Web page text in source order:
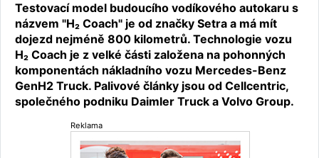
Testovací model budoucího vodíkového autokaru s
názvem "H₂ Coach" je od značky Setra a má mít
dojezd nejméně 800 kilometrů. Technologie vozu
H₂ Coach je z velké části založena na pohonných
komponentách nákladního vozu Mercedes-Benz
GenH2 Truck. Palivové články jsou od Cellcentric,
společného podniku Daimler Truck a Volvo Group.
Reklama